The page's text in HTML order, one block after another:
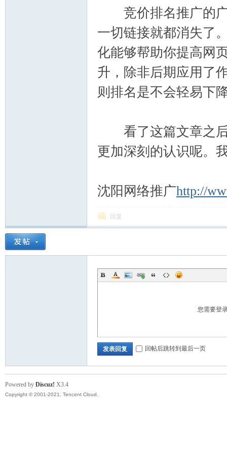
竞价排名推广的广
一切链接就都消失了
化能够帮助你提高网
升，除非后期应用了
则排名是不会轻易下
看了这篇文章之后
更加深刻的认识呢。
沈阳网络推广http://
回复
您需要登
发表回复 回帖后跳转到最后一页
Powered by Discuz! X3.4
Copyright © 2001-2021, Tencent Cloud.